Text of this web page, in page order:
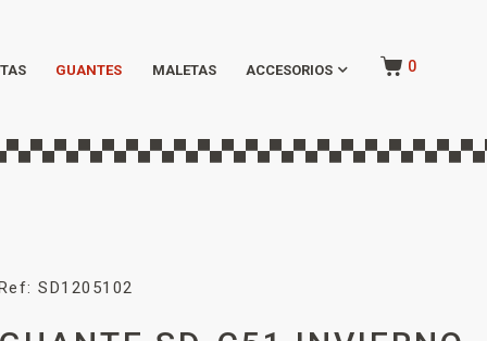
GUANTES MALETAS ACCESORIOS 0
SD1205102